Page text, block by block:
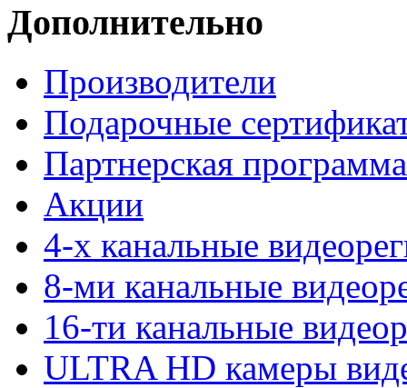
Дополнительно
Производители
Подарочные
Партнерская программа
Акции
4-х канальные
8-ми канальные
16-ти канальные
ULTRA HD камеры